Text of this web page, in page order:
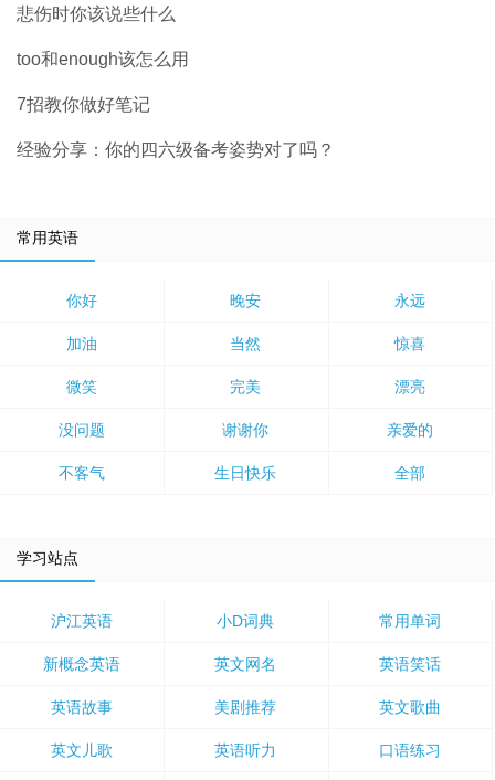
悲伤时你该说些什么
too和enough该怎么用
7招教你做好笔记
经验分享：你的四六级备考姿势对了吗？
常用英语
你好 晚安 永远
加油 当然 惊喜
微笑 完美 漂亮
没问题 谢谢你 亲爱的
不客气 生日快乐 全部
学习站点
沪江英语 小D词典 常用单词
新概念英语 英文网名 英语笑话
英语故事 美剧推荐 英文歌曲
英文儿歌 英语听力 口语练习